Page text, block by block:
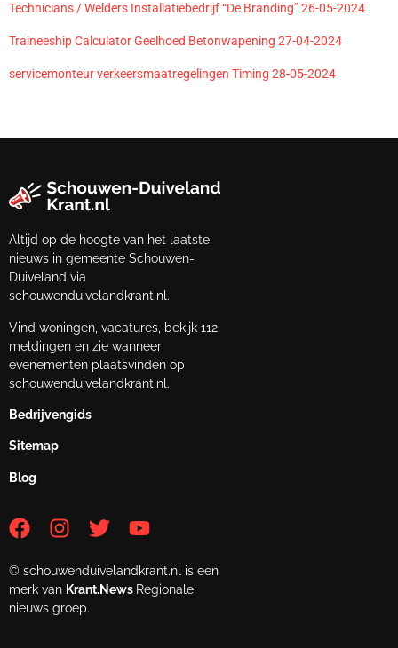
Technicians / Welders Installatiebedrijf “De Branding” 26-05-2024
Traineeship Calculator Geelhoed Betonwapening 27-04-2024
servicemonteur verkeersmaatregelingen Timing 28-05-2024
Altijd op de hoogte van het laatste
nieuws in gemeente Schouwen-
Duiveland via
schouwenduivelandkrant.nl.
Vind woningen, vacatures, bekijk 112
meldingen en zie wanneer
evenementen plaatsvinden op
schouwenduivelandkrant.nl.
Bedrijvengids
Sitemap
Blog
© schouwenduivelandkrant.nl is een
merk van Krant.News Regionale
nieuws groep.